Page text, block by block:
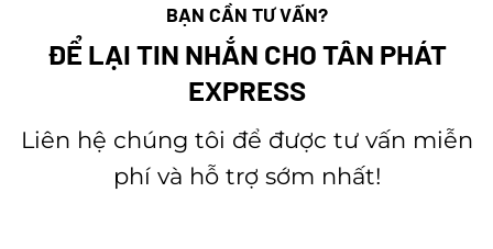
BẠN CẦN TƯ VẤN?
ĐỂ LẠI TIN NHẮN CHO TÂN PHÁT
EXPRESS
Liên hệ chúng tôi để được tư vấn miễn
phí và hỗ trợ sớm nhất!